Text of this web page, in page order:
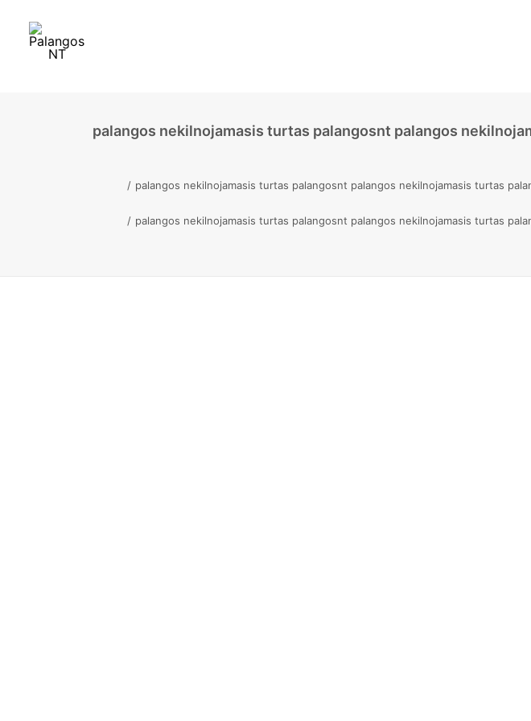
palangos nekilnojamasis turtas palangosnt palangos
palangos nekilnojamasis turtas palangosnt palangos nekilnojamasis turtas
palangos nekilnojamasis turtas palangosnt palangos nekilnojamasis turtas